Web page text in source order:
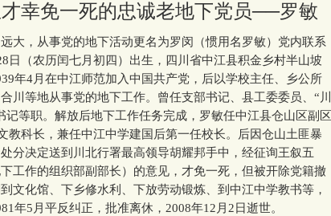
才幸免一死的忠诚老地下党员──罗敏
，从事党的地下活动更名为罗闵（惯用名罗敏）党内联系
日（农历闰七月初四）出生，四川省中江县积金乡村半山坡
年4月在中江师范加入中国共产党，后以学校主任、乡公所
川等地从事党的地下工作。曾任支部书记、县工委委员、“川
记等职。解放后地下工作任务完成，罗敏任中江县仓山区副区
教科长，兼任中江中学建国后第一任校长。后因仓山土匪暴
分决定送到川北行署最高领导胡耀邦手中，经征询王叙五
工作的组织部副部长）的意见，才免一死，但被开除党籍撤
文化馆、下乡修水利、下放劳动锻炼、到中江中学教书等，
年5月平反纠正，批准离休，2008年12月2日逝世。